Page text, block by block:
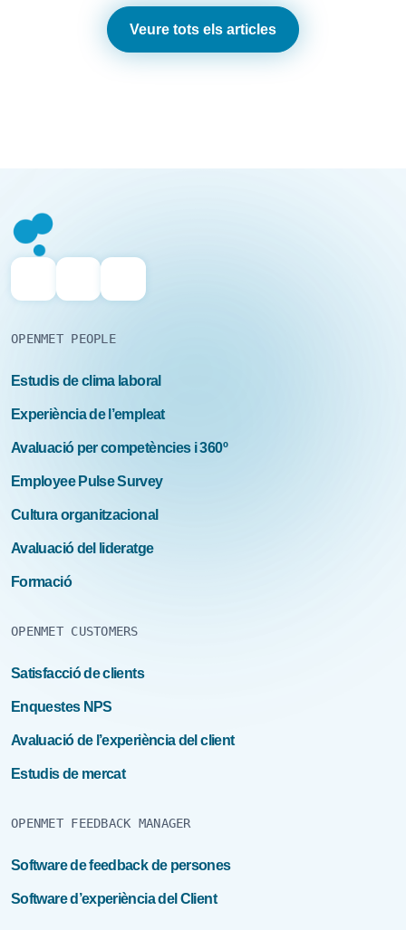
Veure tots els articles
OPENMET PEOPLE
Estudis de clima laboral
Experiència de l’empleat
Avaluació per competències i 360º
Employee Pulse Survey
Cultura organitzacional
Avaluació del lideratge
Formació
OPENMET CUSTOMERS
Satisfacció de clients
Enquestes NPS
Avaluació de l’experiència del client
Estudis de mercat
OPENMET FEEDBACK MANAGER
Software de feedback de persones
Software d’experiència del Client